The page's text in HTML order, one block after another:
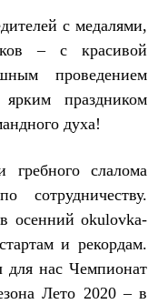
с медалями,
– с красивой
проведением
праздником
духа!
слалома
осенний okulovka-
и рекордам.
для нас Чемпионат
Лето 2020 – в